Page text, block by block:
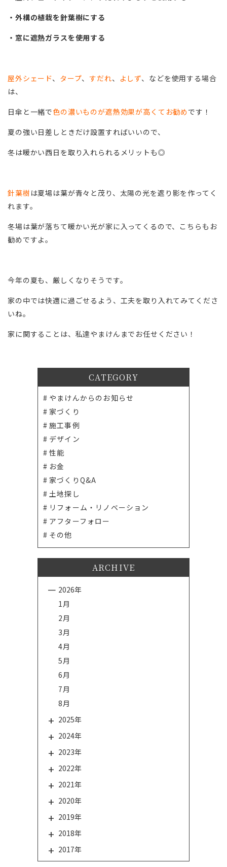
・外構の植栽を針葉樹にする
・窓に遮熱ガラスを使用する
屋外シェード、 タープ、すだれ、 よしず、などを使用する場合
は、
日傘と一緒で色の濃いものが遮熱効果が高くてお勧め です！
夏の強い日差しときだけ設置すればいいので、
冬は暖かい西日を取り入れられるメリットも◎
針葉樹 は夏場は葉が青々と茂り、太陽の光を遮り影を作ってく
れます。
冬場は葉が落ちて暖かい光が家に入ってくるので、こちらもお
勧めですよ。
今年の夏も、厳しくなりそうです。
家の中では快適に過ごせるよう、工夫を取り入れてみてくださ
いね。
家に関することは、私達やまけんまでお任せください！
CATEGORY
やまけんからのお知らせ
家づくり
施工事例
デザイン
性能
お金
家づくりQ&A
土地探し
リフォーム・リノベーション
アフターフォロー
その他
ARCHIVE
2026年
1月
2月
3月
4月
5月
6月
7月
8月
2025年
2024年
2023年
2022年
2021年
2020年
2019年
2018年
2017年